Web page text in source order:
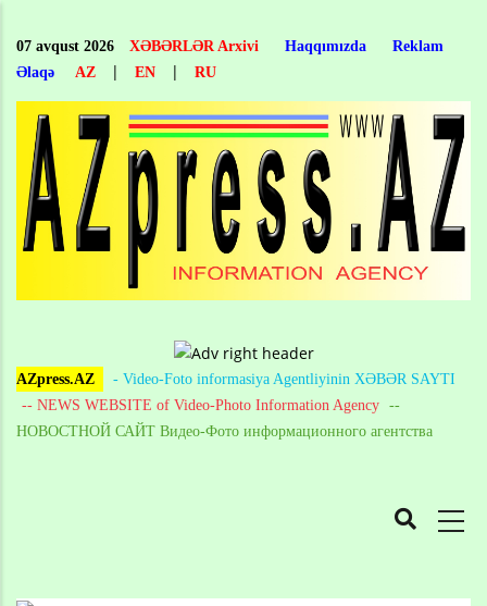
main
content
07 avqust 2026 XƏBƏRLƏR Arxivi Haqqımızda
Reklam
Əlaqə
AZ | EN | RU
AZpress.AZ
- Video-Foto informasiya Agentliyinin XƏBƏR SAYTI
-- NEWS WEBSITE of Video-Photo Information Agency --
НОВОСТНОЙ САЙТ Видео-Фото информационного агентства